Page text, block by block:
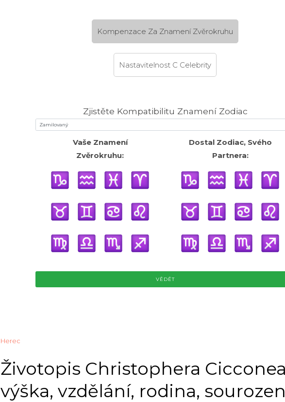
Kompenzace Za Znamení Zvěrokruhu
Nastavitelnost C Celebrity
Zjistěte Kompatibilitu Znamení Zodiac
Vaše Znamení
Zvěrokruhu:
Dostal Zodiac, Svého
Partnera:
VĚDĚT
Herec
Životopis Christophera
výška, vzdělání, rodina,